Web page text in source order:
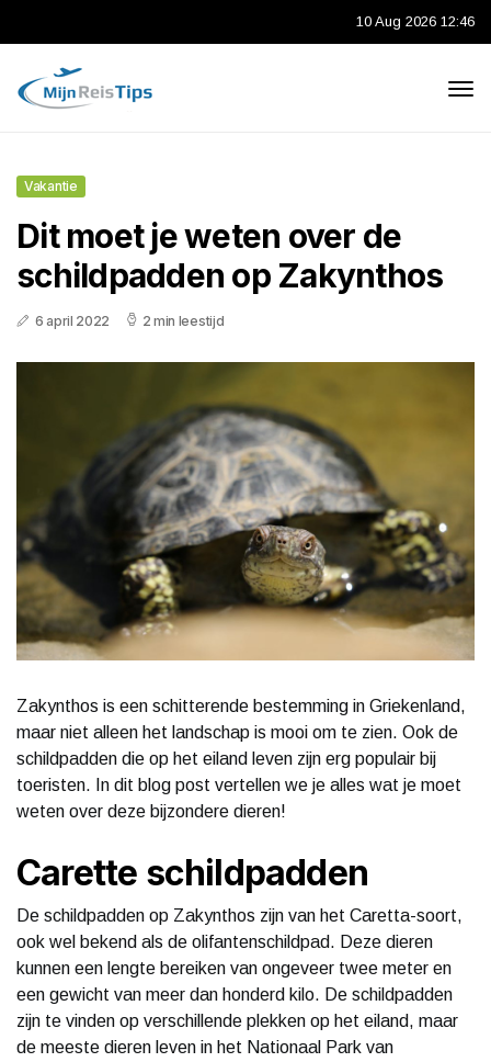
10 Aug 2026 12:46
Vakantie
Dit moet je weten over de
schildpadden op Zakynthos
6 april 2022 2 min leestijd
Zakynthos is een schitterende bestemming in Griekenland,
maar niet alleen het landschap is mooi om te zien. Ook de
schildpadden die op het eiland leven zijn erg populair bij
toeristen. In dit blog post vertellen we je alles wat je moet
weten over deze bijzondere dieren!
Carette schildpadden
De schildpadden op Zakynthos zijn van het Caretta-soort,
ook wel bekend als de olifantenschildpad. Deze dieren
kunnen een lengte bereiken van ongeveer twee meter en
een gewicht van meer dan honderd kilo. De schildpadden
zijn te vinden op verschillende plekken op het eiland, maar
de meeste dieren leven in het Nationaal Park van